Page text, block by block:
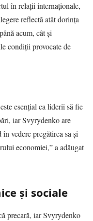
în relații internaționale,
reflectă atât dorința
acum, cât și
condiții provocate de
esențial ca liderii să fie
iar Svyrydenko are
vedere pregătirea sa și
economiei,” a adăugat
și sociale
precară, iar Svyrydenko